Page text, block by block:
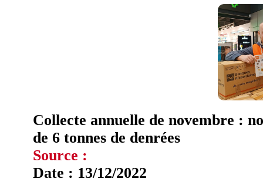
Collecte annuelle de novembre :
de 6 tonnes de denrées
Source :
Date : 13/12/2022